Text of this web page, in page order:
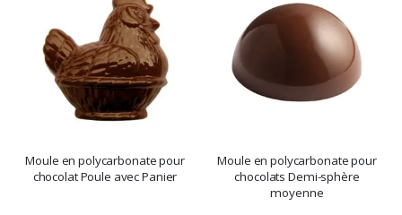
Moule en polycarbonate pour
chocolat Poule avec Panier
Moule en polycarbonate pour
chocolats Demi-sphère
moyenne